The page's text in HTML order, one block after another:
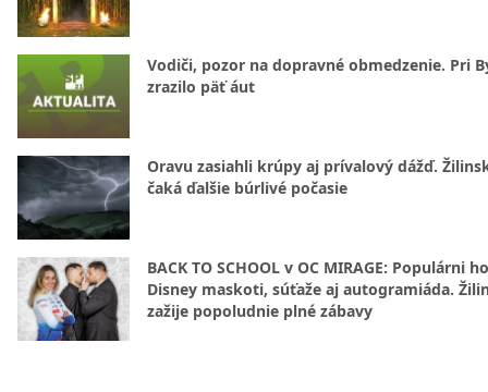
Vodiči, pozor na dopravné obmedzenie. Pri
zrazilo päť áut
Oravu zasiahli krúpy aj prívalový dážď.
čaká ďalšie búrlivé počasie
BACK TO SCHOOL v OC MIRAGE: Populárni
Disney maskoti, súťaže aj autogramiáda.
zažije popoludnie plné zábavy